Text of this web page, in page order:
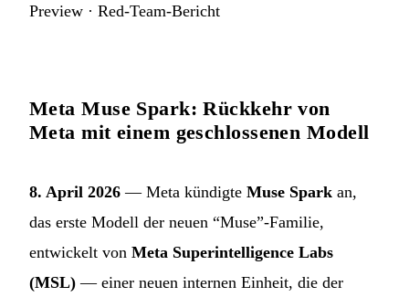
Preview · Red-Team-Bericht
Meta Muse Spark: Rückkehr von
Meta mit einem geschlossenen Modell
8. April 2026 — Meta kündigte Muse Spark an,
das erste Modell der neuen “Muse”-Familie,
entwickelt von Meta Superintelligence Labs
(MSL) — einer neuen internen Einheit, die der